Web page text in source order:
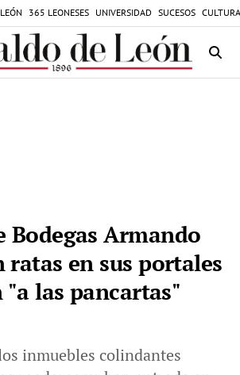
365 LEONESES UNIVERSIDAD SUCESOS
Bodegas Armando
ratas en sus portales
las pancartas"
inmuebles colindantes